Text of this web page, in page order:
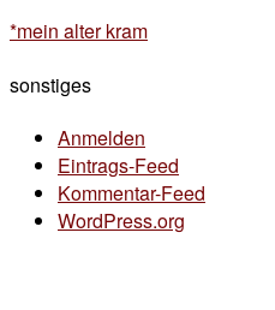
*mein alter kram
sonstiges
Anmelden
Eintrags-Feed
Kommentar-Feed
WordPress.org